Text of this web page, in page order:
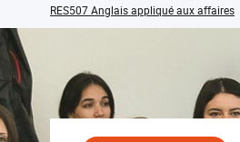
RES507 Anglais appliqué aux affaires